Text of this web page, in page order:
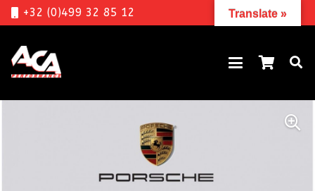
+32 (0)499 32 85 12 Translate »